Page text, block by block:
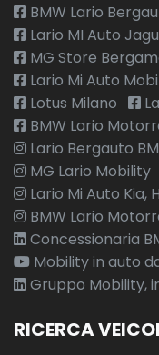
BMW Lario
Lario MI Auto
MG Store
Lario Mi Auto
Lotus Milano
BMW Lario
Lario Bergauto
MG Lario Mobility
Lario Mi Auto Kia,
BMW Lario
Concessionaria
Mobility in auto
Gruppo Mobility,
RICERCA